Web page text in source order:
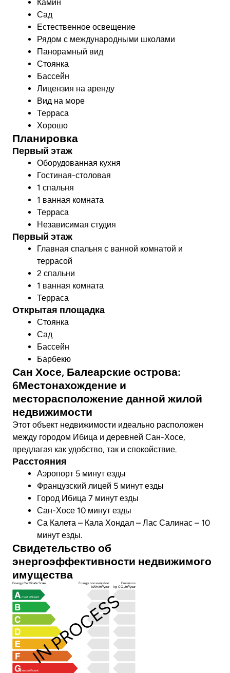
Камин
Сад
Естественное освещение
Рядом с международными школами
Панорамный вид
Стоянка
Бассейн
Лицензия на аренду
Вид на море
Терраса
Хорошо
Планировка
Первый этаж
Оборудованная кухня
Гостиная-столовая
1 спальня
1 ванная комната
Терраса
Независимая студия
Первый этаж
Главная спальня с ванной комнатой и
террасой
2 спальни
1 ванная комната
Терраса
Открытая площадка
Стоянка
Сад
Бассейн
Барбекю
Сан Хосе, Балеарские острова:
6Местонахождение и
месторасположение данной жилой
недвижимости
Этот объект недвижимости идеально расположен
между городом Ибица и деревней Сан-Хосе,
предлагая как удобство, так и спокойствие.
Расстояния
Аэропорт 5 минут езды
Французский лицей 5 минут езды
Город Ибица 7 минут езды
Сан-Хосе 10 минут езды
Са Калета – Кала Хондал – Лас Салинас – 10
минут езды.
Свидетельство об
энергоэффективности недвижимого
имущества
Energy Certificate Scale
Energy consumption
kWh/m²/year
Emissions
kg CO₂/m²/year
most efficient
least efficient
IN PROCESS